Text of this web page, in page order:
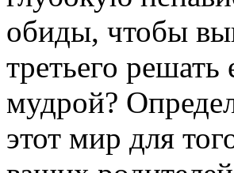
обиды, чтобы
третьего
мудрой?
этот мир для